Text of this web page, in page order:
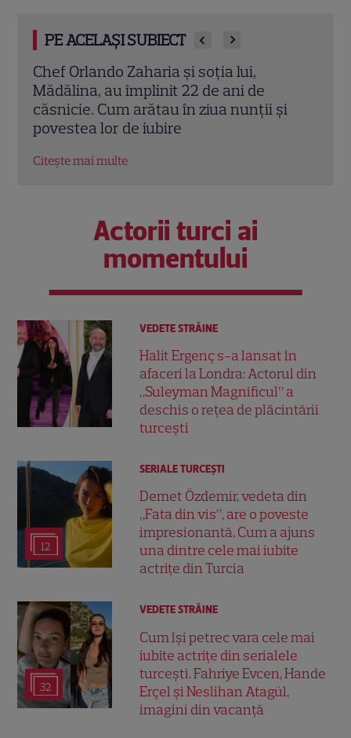
PE ACELAȘI SUBIECT
Cine este Cosmin Curticăpean, soțul
Laurei Cosoi. Afaceri, vârstă și povestea
de iubire care durează de peste 10 ani
Citește mai multe
Actorii turci ai
momentului
VEDETE STRĂINE
Halit Ergenç s-a lansat în
afaceri la Londra: Actorul din
„Suleyman Magnificul” a
deschis o rețea de plăcintării
turcești
12
SERIALE TURCEŞTI
Demet Özdemir, vedeta din
„Fata din vis”, are o poveste
impresionantă. Cum a ajuns
una dintre cele mai iubite
actrițe din Turcia
32
VEDETE STRĂINE
Cum își petrec vara cele mai
iubite actrițe din serialele
turcești. Fahriye Evcen, Hande
Erçel și Neslihan Atagül,
imagini din vacanță